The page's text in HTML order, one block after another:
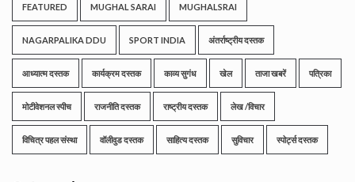
FEATURED MUGHAL SARAI MUGHALSRAI
NAGARPALIKA DDU SPORT INDIA अंतर्राष्ट्रीय दस्तक
आध्यात्म दस्तक कार्यक्रम दस्तक काव्य सुगंध खेल ताजा खबरें पत्रिका
मोटीवेशनल स्पीच राजनीति दस्तक राष्ट्रीय दस्तक लेख /विचार
विचित्र पहल संस्था वॉलीवुड दस्तक साहित्य दस्तक सुविचार स्पोर्ट्स दस्तक